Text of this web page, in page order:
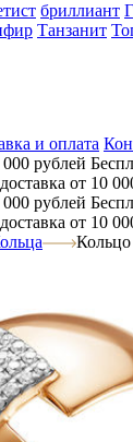
бриллиант
Танзанит
и оплата
000 рублей
от 10
000 рублей
от 10